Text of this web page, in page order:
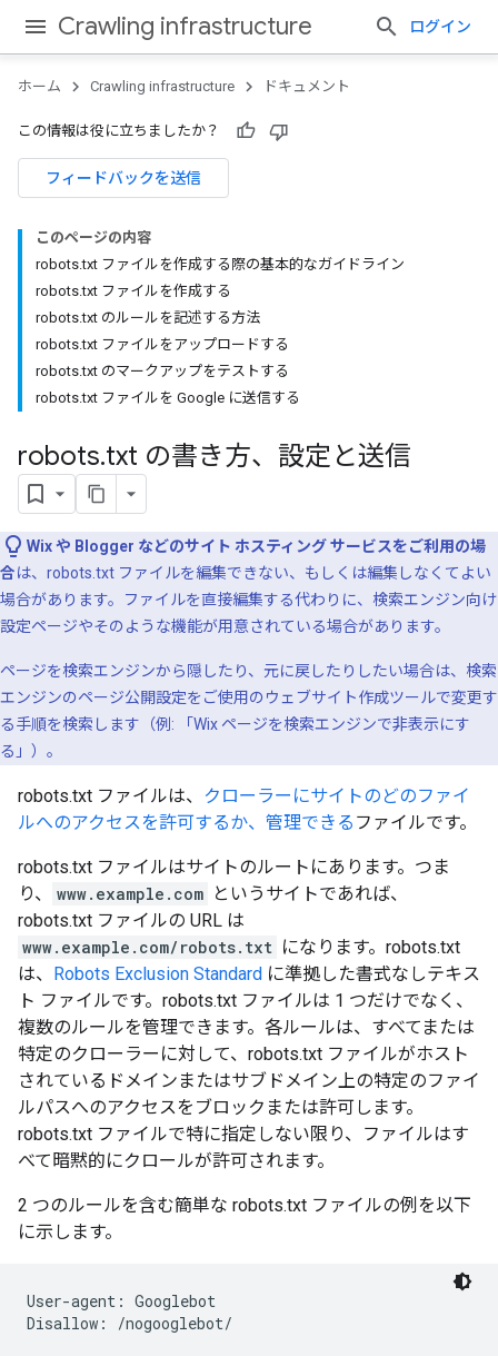
Crawling infrastructure ログイン
ホーム Crawling infrastructure ドキュメント
この情報は役に立ちましたか？
フィードバックを送信
このページの内容
robots.txt ファイルを作成する際の基本的なガイドライン
robots.txt ファイルを作成する
robots.txt のルールを記述する方法
robots.txt ファイルをアップロードする
robots.txt のマークアップをテストする
robots.txt ファイルを Google に送信する
robots.txt の書き方、設定と送信
Wix や Blogger などのサイト ホスティング サービスをご利用の場
合は、robots.txt ファイルを編集できない、もしくは編集しなくてよい
場合があります。ファイルを直接編集する代わりに、検索エンジン向け
設定ページやそのような機能が用意されている場合があります。
ページを検索エンジンから隠したり、元に戻したりしたい場合は、検索
エンジンのページ公開設定をご使用のウェブサイト作成ツールで変更す
る手順を検索します（例: 「Wix ページを検索エンジンで非表示にす
る」）。
robots.txt ファイルは、 クローラーにサイトのどのファイ
ルへのアクセスを許可するか、管理できる ファイルです。
robots.txt ファイルはサイトのルートにあります。つま
り、
www.example.com というサイトであれば、
robots.txt ファイルの URL は
www.example.com/robots.txt になります。robots.txt
は、 Robots Exclusion Standard に準拠した書式なしテキス
ト ファイルです。robots.txt ファイルは 1 つだけでなく、
複数のルールを管理できます。各ルールは、すべてまたは
特定のクローラーに対して、robots.txt ファイルがホスト
されているドメインまたはサブドメイン上の特定のファイ
ルパスへのアクセスをブロックまたは許可します。
robots.txt ファイルで特に指定しない限り、ファイルはす
べて暗黙的にクロールが許可されます。
2 つのルールを含む簡単な robots.txt ファイルの例を以下
に示します。
User-agent: Googlebot
Disallow: /nogooglebot/